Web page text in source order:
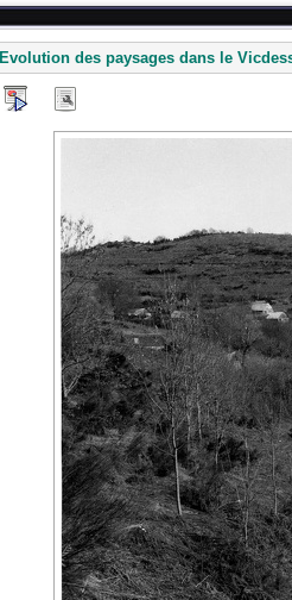
Evolution des paysages dans le